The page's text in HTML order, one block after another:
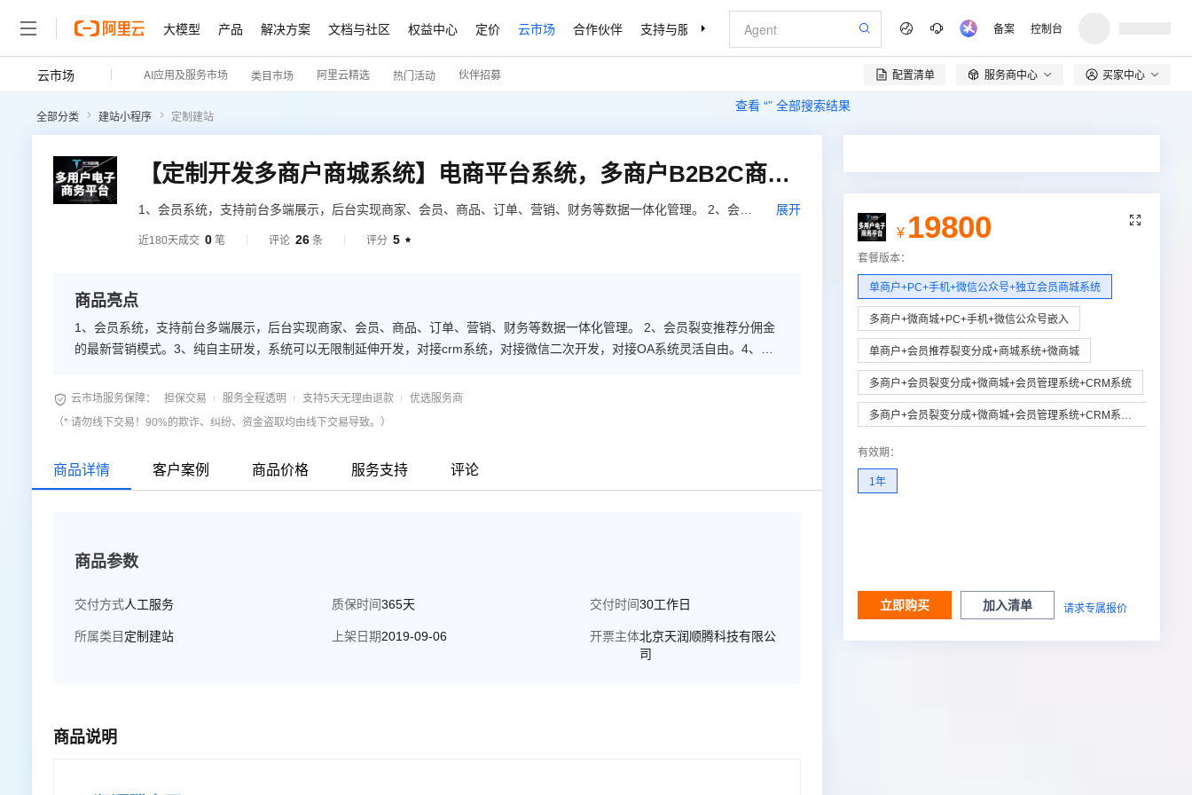
大模型 产品 解决方案 文档与社区 权益中心 定价 云市场 合作伙伴 支持与服务 了解阿里云
查看 “” 全部搜索结果
备案 控制台
云市场 AI应用及服务市场 类目市场 阿里云精选 热门活动 伙伴招募 配置清单  服务商中心 买家中心
全部分类 建站小程序 定制建站
【定制开发多商户商城系统】电商平台系统，多商户B2B2C商城系统，微信多商户商城建设，提供源码（北京地区可上门服务）
1、会员系统，支持前台多端展示，后台实现商家、会员、商品、订单、营销、财务等数据一体化管理。 2、会员
展开
近180天成交 0 笔 评论 26 条 评分 5 
商品亮点
1、会员系统，支持前台多端展示，后台实现商家、会员、商品、订单、营销、财务等数据一体化管理。 2、会员裂变推荐分佣金
的最新营销模式。3、纯自主研发，系统可以无限制延伸开发，对接crm系统，对接微信二次开发，对接OA系统灵活自由。4、整
 云市场服务保障： 担保交易 服务全程透明 支持5天无理由退款
优选服务商
（* 请勿线下交易！90%的欺诈、纠纷、资金盗取均由线下交易导致。）
商品详情 客户案例 商品价格 服务支持 评论
商品参数
交付方式人工服务 质保时间365天 交付时间30工作日
所属类目 定制建站 上架日期2019-09-06 开票主体北京天润顺腾科技有限公
司
商品说明

¥ 19800
套餐版本：
单商户+PC+手机+微信公众号+独立会员商城系统
多商户+微商城+PC+手机+微信公众号嵌入
单商户+会员推荐裂变分成+商城系统+微商城
多商户+会员裂变分成+微商城+会员管理系统+CRM系统
多商户+会员裂变分成+微商城+会员管理系统+CRM系统+APP封装
有效期 ：
1年
立即购买 加入清单 请求专属报价